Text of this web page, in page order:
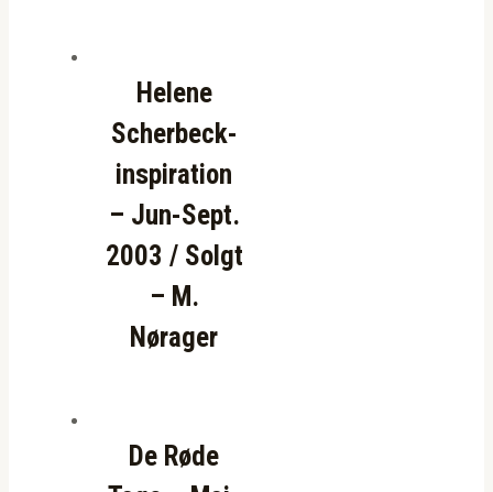
Helene
Scherbeck-
inspiration
– Jun-Sept.
2003 / Solgt
– M.
Nørager
De Røde